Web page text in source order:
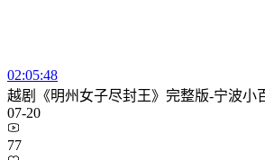
02:05:48
越剧《明州女子尽封王》完整版-宁波小
07-20
77